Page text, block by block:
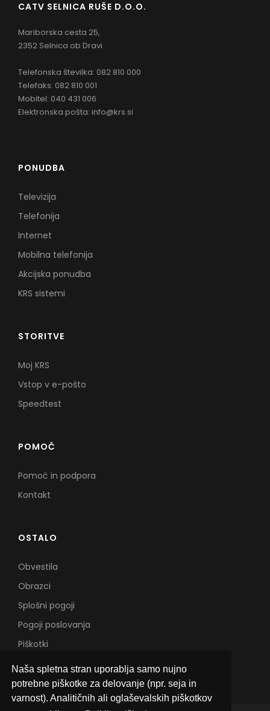
Naša spletna stran uporablja samo nujno
potrebne piškotke za delovanje (npr. seja in
varnost). Analitičnih ali oglaševalskih piškotkov
CATV SELNICA RUŠE D.O.O.
Mariborska cesta 25,
2352 Selnica ob Dravi
Telefonska številka: 082 810 000
Telefaks: 082 810 001
Mobitel: 040 431 006
Elektronska pošta: info@krs.si
PONUDBA
Televizija
Telefonija
Internet
Mobilna telefonija
Akcijska ponudba
KRS sistemi
STORITVE
Moj KRS
Vstop v e-pošto
Speedtest
POMOČ
Pomoč in podpora
Kontakt
OSTALO
Obvestila
Obrazci
Splošni pogoji
Pogoji poslovanja
Piškotki